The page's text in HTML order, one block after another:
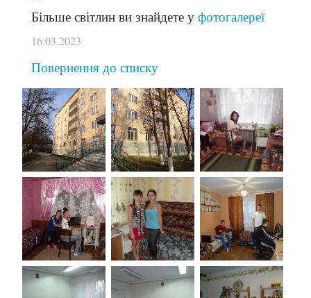
Більше світлин ви знайдете у фотогалереї
16.03.2023
Повернення до списку